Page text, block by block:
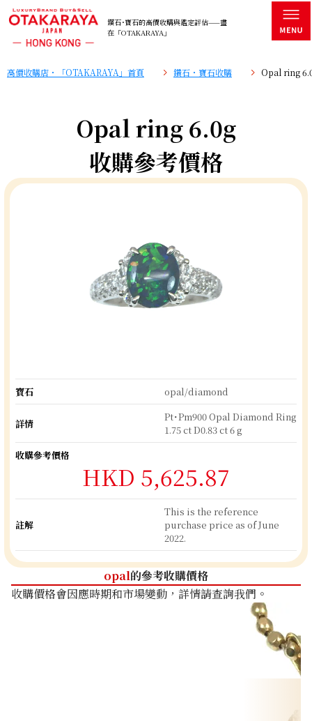
鑽石･寶石的高價收購與鑑定評估——盡
在「OTAKARAYA」
高價收購店・「OTAKARAYA」首頁 鑽石・寶石收購 Opal ring
Opal ring 6.0g
收購參考價格
寶石 opal/diamond
詳情
Pt･Pm900 Opal Diamond Ring
1.75 ct D0.83 ct 6 g
收購參考價格
HKD 5,625.87
註解
This is the reference
purchase price as of June
2022.
opal的參考收購價格
收購價格會因應時期和市場變動，詳情請查詢我們。